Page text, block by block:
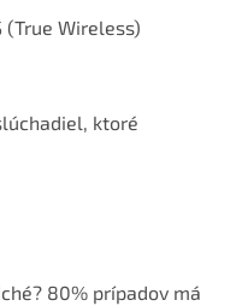
(True Wireless)
ktoré
80% prípadov má